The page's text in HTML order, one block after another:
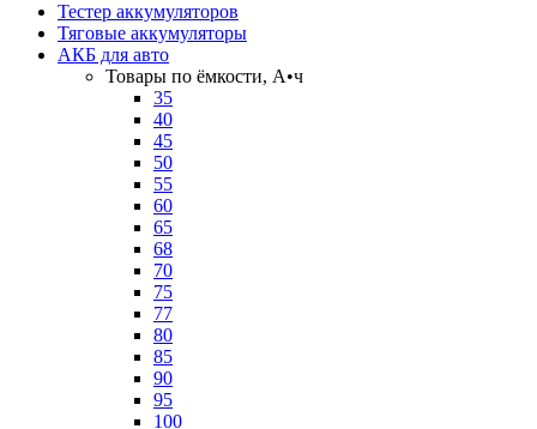
Тестер аккумуляторов
Тяговые аккумуляторы
АКБ для авто
Товары по ёмкости, А•ч
35
40
45
50
55
60
65
68
70
75
77
80
85
90
95
100